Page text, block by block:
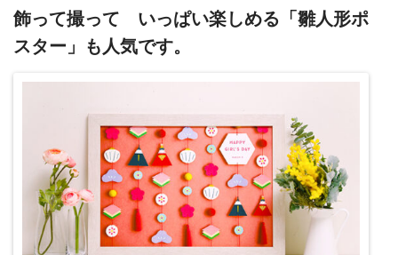
飾って撮って いっぱい楽しめる「雛人形ポ
スター」も人気です。